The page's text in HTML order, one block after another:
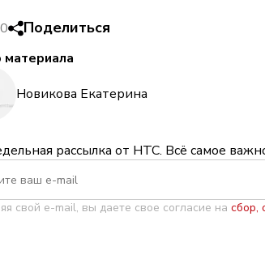
0 Поделиться
Новикова Екатерина
рассылка от НТС. Всё самое
свой e-mail, вы даете свое согласие на сбор,